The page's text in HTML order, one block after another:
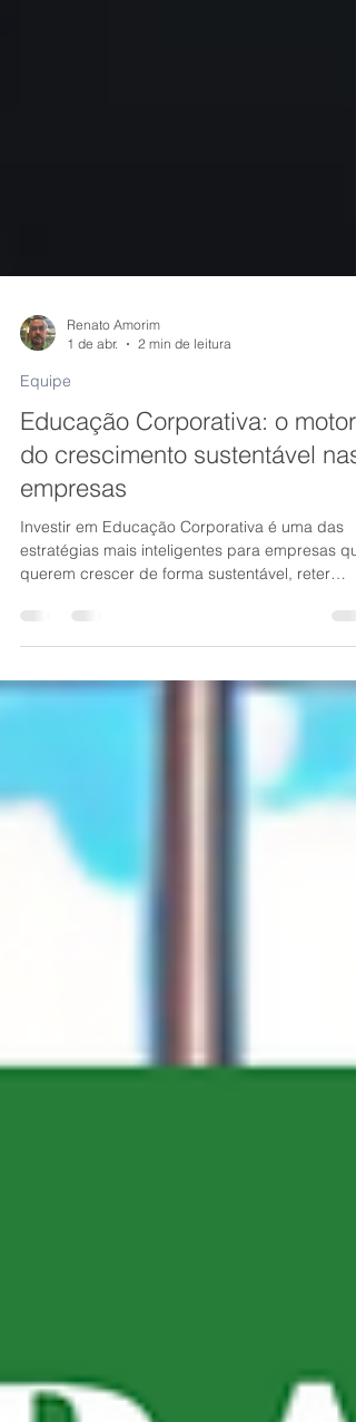
1 de abr.
Equipe
Educação Corporativa: o motor
do crescimento sustentável nas
empresas
Investir em Educação Corporativa é uma das
querem crescer de forma sustentável, reter
talentos e aumentar sua competitividade.